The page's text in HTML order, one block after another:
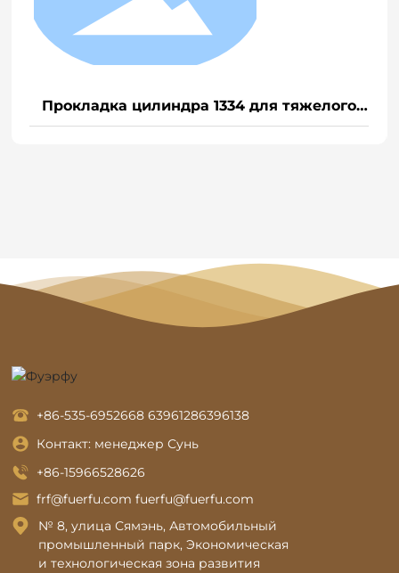
Прокладка цилиндра 1334 для тяжелого
грузовика D12/Weichai P12 (Общая)
+86-535-6952668 63961286396138
Контакт: менеджер Сунь
+86-15966528626
frf@fuerfu.com fuerfu@fuerfu.com
№ 8, улица Сямэнь, Автомобильный
промышленный парк, Экономическая
и технологическая зона развития